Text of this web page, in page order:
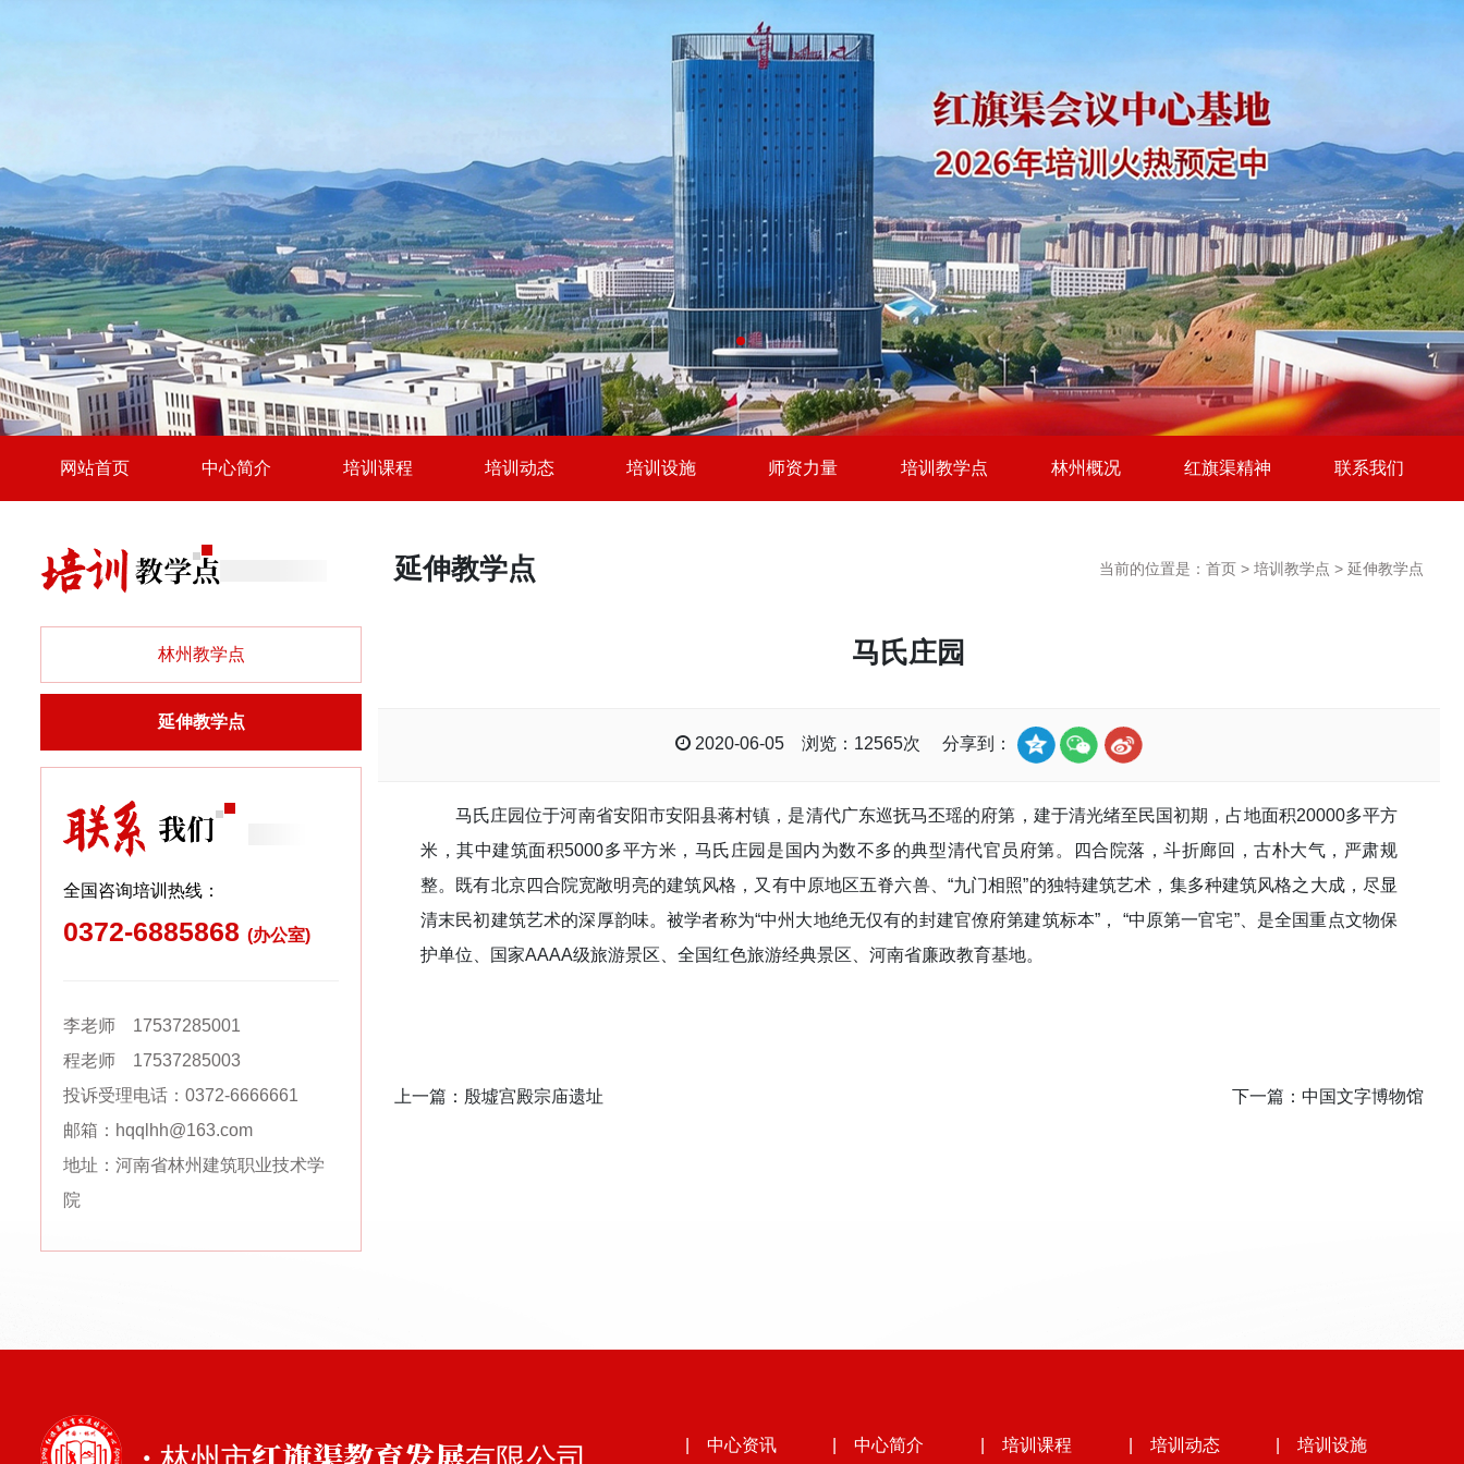
网站首页 中心简介 培训课程 培训动态 培训设施 师资力量 培训教学点 林州概况 红旗渠精神 联系我们
林州教学点
延伸教学点
全国咨询培训热线：
0372-6885868 (办公室)
李老师 17537285001
程老师 17537285003
投诉受理电话：0372-6666661
邮箱：hqqlhh@163.com
地址：河南省林州建筑职业技术学
院
延伸教学点 当前的位置是： 首页 > 培训教学点 > 延伸教学点
马氏庄园
2020-06-05 浏览：12565次 分享到：
马氏庄园位于河南省安阳市安阳县蒋村镇，是清代广东巡抚马丕瑶的府第，建于清光绪至民国初期，占地面积20000多平方
米，其中建筑面积5000多平方米，马氏庄园是国内为数不多的典型清代官员府第。四合院落，斗折廊回，古朴大气，严肃规
整。既有北京四合院宽敞明亮的建筑风格，又有中原地区五脊六兽、“九门相照”的独特建筑艺术，集多种建筑风格之大成，尽显
清末民初建筑艺术的深厚韵味。被学者称为“中州大地绝无仅有的封建官僚府第建筑标本”， “中原第一官宅”、是全国重点文物保
护单位、国家AAAA级旅游景区、全国红色旅游经典景区、河南省廉政教育基地。
上一篇： 殷墟宫殿宗庙遗址 下一篇： 中国文字博物馆
| 中心资讯 | 中心简介 | 培训课程 | 培训动态 | 培训设施